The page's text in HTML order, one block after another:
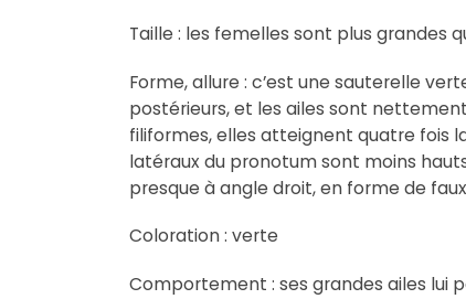
Taille : les femelles sont plus grandes
Forme, allure : c’est une sauterelle
postérieurs, et les ailes sont
filiformes, elles atteignent quatre fois
latéraux du pronotum sont moins
presque à angle droit, en forme de
Coloration : verte
Comportement : ses grandes ailes lui